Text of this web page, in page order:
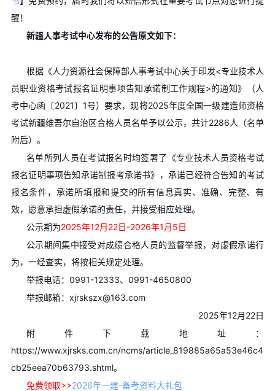
醒！
新疆人事考试中心发布的公告原文如下：
根据《人力资源社会保障部人事考试中心关于印发<专业技术人
员职业资格考试报名证明事项告知承诺制工作规程>的通知》（人
考中心函〔2021〕1号）要求，现将2025年度全国一级建造师资格
考试新疆维吾尔自治区合格人员名单予以公示，共计2286人（名单
附后）。
名单所列人员在考试报名时均签署了《专业技术人员资格考试
报名证明事项告知承诺制报考承诺书》，承诺已经符合告知的考试
报名条件，承诺所填报和提交的所有信息真实、准确、完整、有
效，愿意承担虚假承诺的责任，并接受相应处理。
公示期为2025年12月22日-2026年1月5日
公示期间集中接受对成绩合格人员的监督举报，对虚假承诺行
为，一经查实，将按相关规定处理。
举报电话：0991-12333、0991-4650800
举报邮箱：xjrskszx@163.com
2025年12月22日
附件下载地址：
https://www.xjrsks.com.cn/ncms/article_819885a65a53e46c4
cb25eea70b63793.shtml。
免费领取>>2026年一建-备考资料大礼包